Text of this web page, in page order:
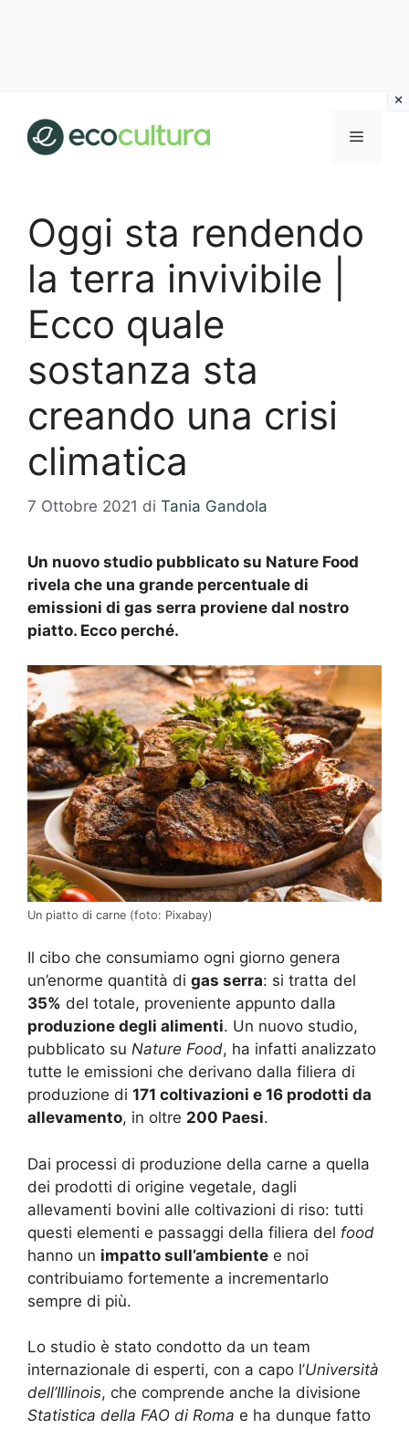
contenuto
MENU
Oggi sta rendendo
la terra invivibile |
Ecco quale
sostanza sta
creando una crisi
climatica
7 Ottobre 2021 di Tania Gandola
Un nuovo studio pubblicato su Nature Food
rivela che una grande percentuale di
emissioni di gas serra proviene dal nostro
piatto. Ecco perché.
Un piatto di carne (foto: Pixabay)
Il cibo che consumiamo ogni giorno genera
un’enorme quantità di gas serra: si tratta del
35% del totale, proveniente appunto dalla
produzione degli alimenti. Un nuovo studio,
pubblicato su Nature Food, ha infatti analizzato
tutte le emissioni che derivano dalla filiera di
produzione di 171 coltivazioni e 16 prodotti da
allevamento, in oltre 200 Paesi.
Dai processi di produzione della carne a quella
dei prodotti di origine vegetale, dagli
allevamenti bovini alle coltivazioni di riso: tutti
questi elementi e passaggi della filiera del food
hanno un impatto sull’ambiente e noi
contribuiamo fortemente a incrementarlo
sempre di più.
Lo studio è stato condotto da un team
internazionale di esperti, con a capo l’Università
dell’Illinois, che comprende anche la divisione
Statistica della FAO di Roma e ha dunque fatto